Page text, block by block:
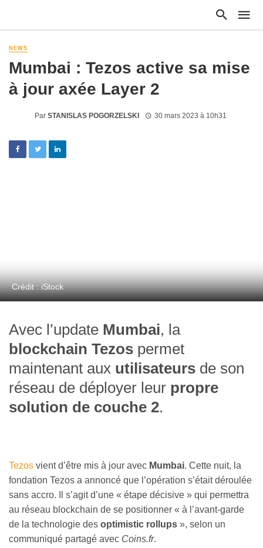
NEWS
Mumbai : Tezos active sa mise
à jour axée Layer 2
Par STANISLAS POGORZELSKI 30 mars 2023 à 10h31
Crédit : iStock
Avec l’update Mumbai, la
blockchain Tezos permet
maintenant aux utilisateurs de son
réseau de déployer leur propre
solution de couche 2.
Tezos vient d’être mis à jour avec Mumbai. Cette nuit, la
fondation Tezos a annoncé que l’opération s’était déroulée
sans accro. Il s’agit d’une « étape décisive » qui permettra
au réseau blockchain de se positionner « à l’avant-garde
de la technologie des optimistic rollups », selon un
communiqué partagé avec Coins.fr.